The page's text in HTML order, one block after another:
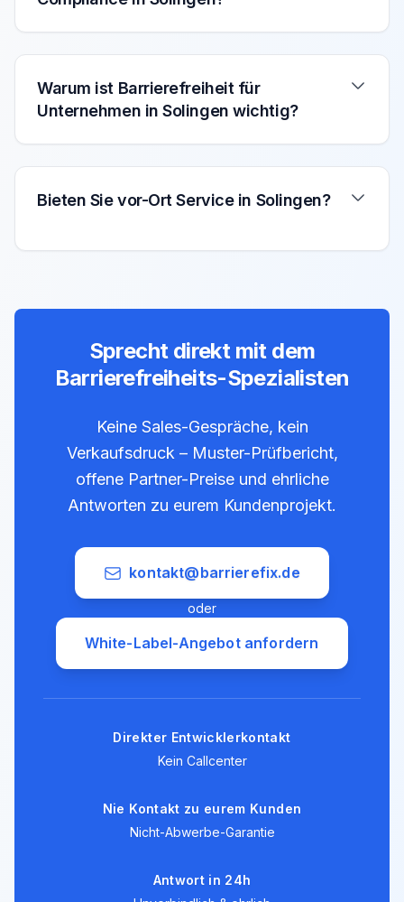
Warum ist Barrierefreiheit für
Unternehmen in Solingen wichtig?
Bieten Sie vor-Ort Service in Solingen?
Sprecht direkt mit dem
Barrierefreiheits-Spezialisten
Keine Sales-Gespräche, kein
Verkaufsdruck – Muster-Prüfbericht,
offene Partner-Preise und ehrliche
Antworten zu eurem Kundenprojekt.
kontakt@barrierefix.de
oder
White-Label-Angebot anfordern
Direkter Entwicklerkontakt
Kein Callcenter
Nie Kontakt zu eurem Kunden
Nicht-Abwerbe-Garantie
Antwort in 24h